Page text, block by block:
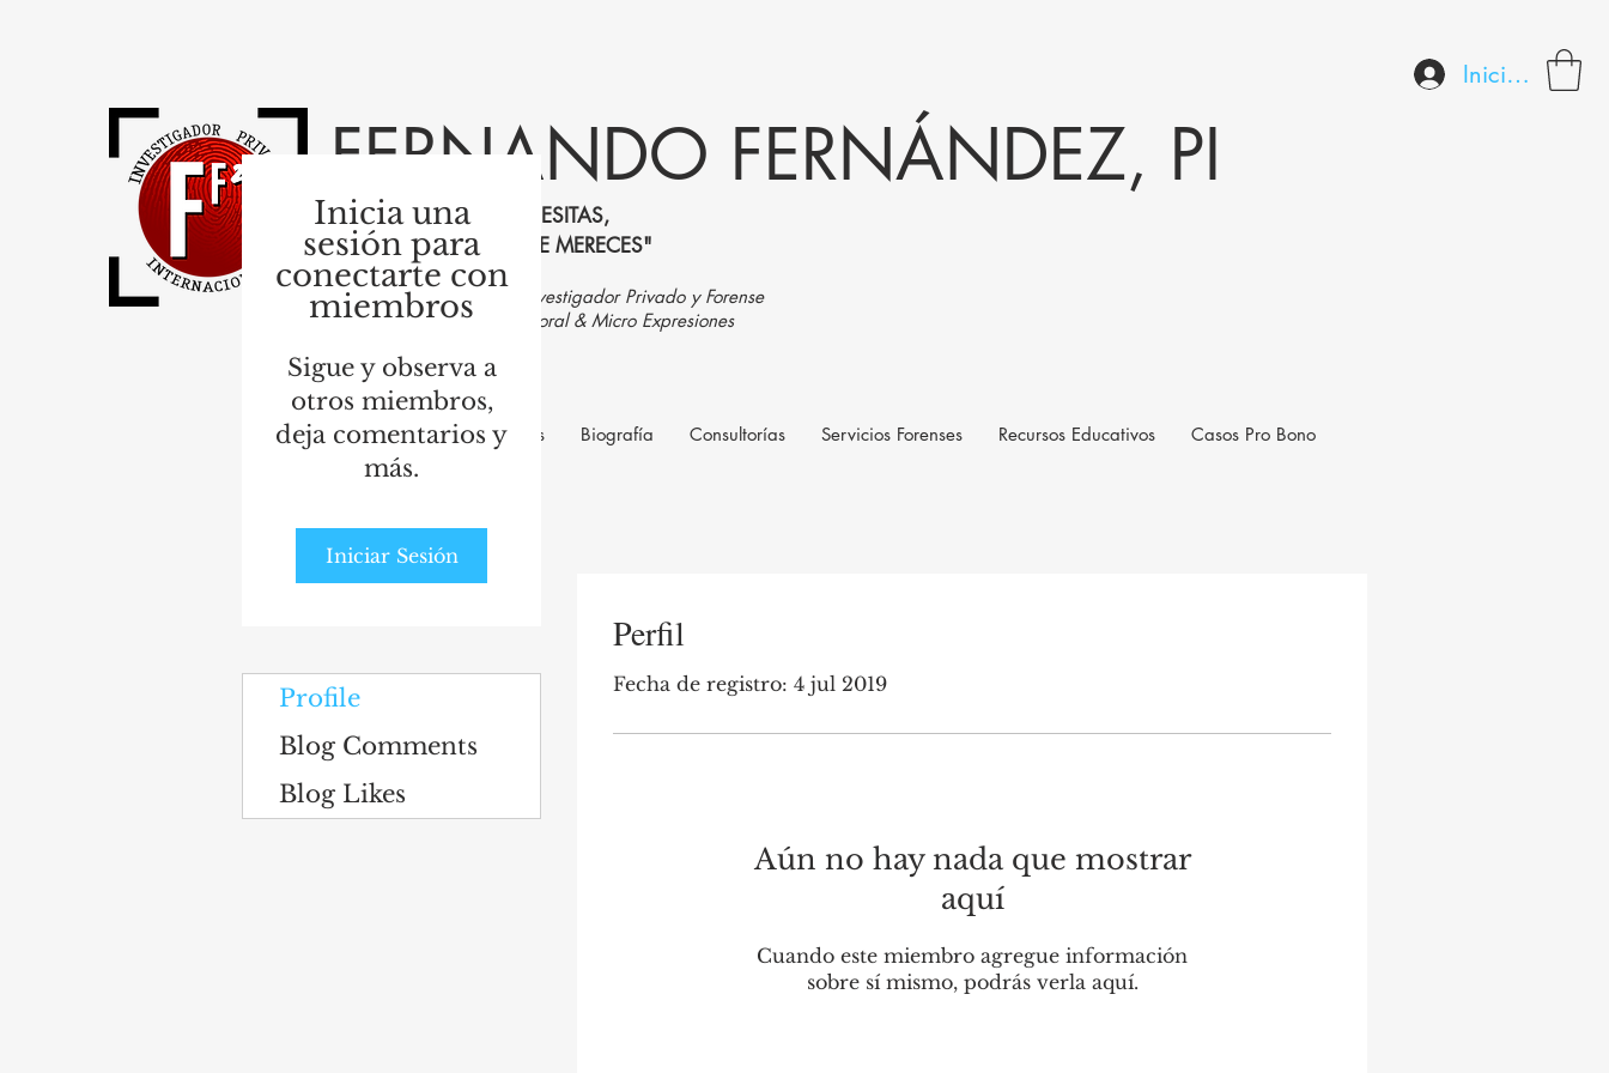
Iniciar sesión
FERNANDO FERNÁNDEZ, PI
"LA VERDAD QUE NECESITAS,
LA TRANQUILIDAD QUE MERECES"
Premiado y Reconocido Investigador Privado y Forense
Experto en Lenguaje Corporal & Micro Expresiones
Inicio Tienda Entrevistas Biografía Consultorías Servicios Forenses Recursos Educativos Casos Pro Bono
Perfil
Fecha de registro: 4 jul 2019
Aún no hay nada que mostrar
aquí
Cuando este miembro agregue información
sobre sí mismo, podrás verla aquí.
Inicia una
sesión para
conectarte con
miembros
Sigue y observa a
otros miembros,
deja comentarios y
más.
Iniciar Sesión
Profile
Blog Comments
Blog Likes